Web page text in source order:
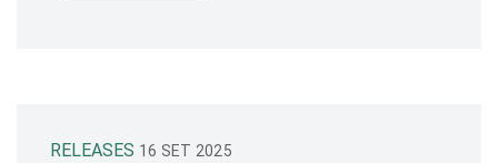
RELEASES 16 SET 2025